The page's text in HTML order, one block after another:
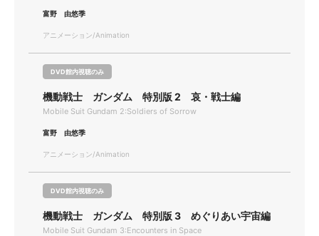
富野 由悠季
アニメーション/Animation
DVD館内視聴のみ
機動戦士 ガンダム 特別版 2 哀・戦士編
Mobile Suit Gundam 2:Soldiers of Sorrow
富野 由悠季
アニメーション/Animation
DVD館内視聴のみ
機動戦士 ガンダム 特別版 3 めぐりあい宇宙編
Mobile Suit Gundam 3:Encounters in Space